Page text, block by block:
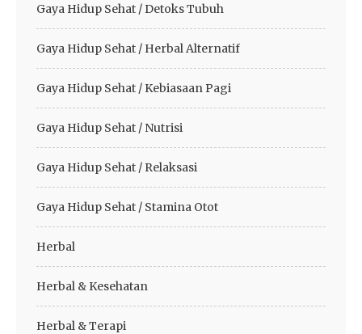
Gaya Hidup Sehat / Detoks Tubuh
Gaya Hidup Sehat / Herbal Alternatif
Gaya Hidup Sehat / Kebiasaan Pagi
Gaya Hidup Sehat / Nutrisi
Gaya Hidup Sehat / Relaksasi
Gaya Hidup Sehat / Stamina Otot
Herbal
Herbal & Kesehatan
Herbal & Terapi